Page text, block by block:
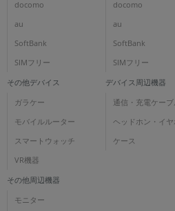
docomo
au
SoftBank
SIMフリー
docomo
au
SoftBank
SIMフリー
その他デバイス
ガラケー
モバイルルーター
スマートウォッチ
VR機器
デバイス周辺機器
通信・充電ケーブ
ヘッドホン・イヤ
ケース
その他周辺機器
モニター